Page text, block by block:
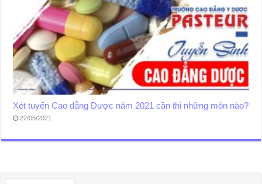
Xét tuyển Cao đẳng Dược năm 2021 cần thi những môn nào?
22/05/2021